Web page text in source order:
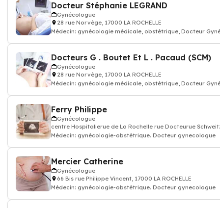
Docteur Stéphanie LEGRAND
Gynécologue
28 rue Norvège, 17000 LA ROCHELLE
Médecin: gynécologie médicale, obstétrique, Docteur
Docteurs G . Boutet Et L . Pacaud (SCM)
Gynécologue
28 rue Norvège, 17000 LA ROCHELLE
Médecin: gynécologie médicale, obstétrique, Docteur
Ferry Philippe
Gynécologue
centre Hospitalierue de La Rochelle rue Docteurue
Médecin: gynécologie-obstétrique. Docteur gynecologue
Mercier Catherine
Gynécologue
66 Bis rue Philippe Vincent, 17000 LA ROCHELLE
Médecin: gynécologie-obstétrique. Docteur gynecologue